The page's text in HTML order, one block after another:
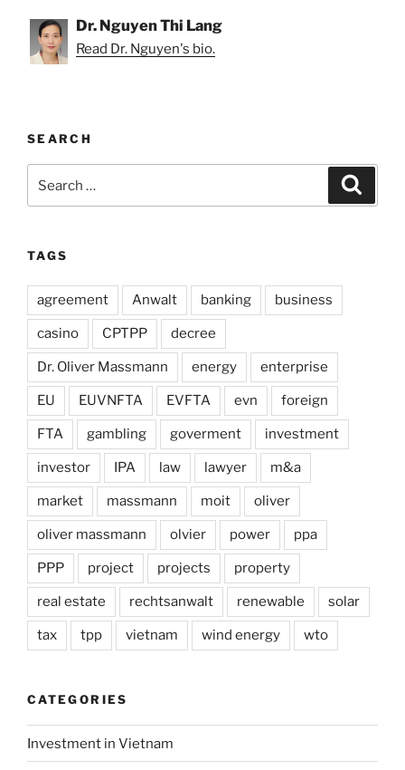
Dr. Nguyen Thi Lang
Read Dr. Nguyen's bio.
SEARCH
for:
TAGS
agreement Anwalt banking business
casino CPTPP decree
Dr. Oliver Massmann energy enterprise
EU EUVNFTA EVFTA evn foreign
FTA gambling goverment investment
investor IPA law lawyer m&a
market massmann moit oliver
oliver massmann olvier power ppa
PPP project projects property
real estate rechtsanwalt renewable solar
tax tpp vietnam wind energy wto
CATEGORIES
Investment in Vietnam